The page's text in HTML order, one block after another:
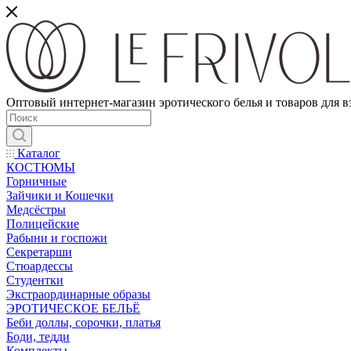
Оптовый интернет-магазин эротического белья и товаров для
Каталог
КОСТЮМЫ
Горничные
Зайчики и Кошечки
Медсёстры
Полицейские
Рабыни и госпожи
Секретарши
Стюардессы
Студентки
Экстраординарные образы
ЭРОТИЧЕСКОЕ БЕЛЬЁ
Беби доллы, сорочки, платья
Боди, тедди